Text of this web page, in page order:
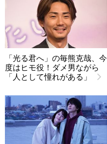
「光る君へ」の毎熊克哉、今
度はヒモ役！ダメ男ながら
「人として憧れがある」